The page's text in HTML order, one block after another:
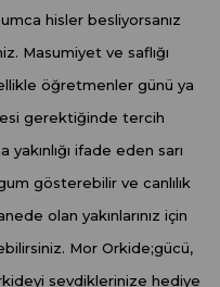
hisler besliyorsanız
Masumiyet ve saflığı
öğretmenler günü ya
gerektiğinde tercih
ifade eden sarı
gösterebilir ve canlılık
olan yakınlarınız için
Mor Orkide;gücü,
sevdiklerinize hediye